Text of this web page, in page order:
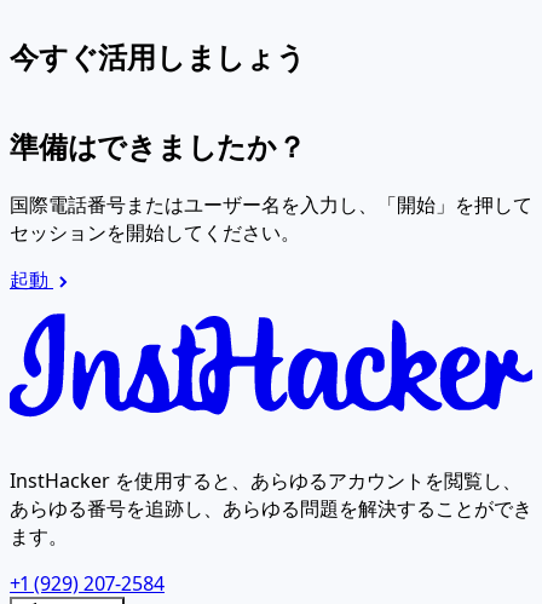
今すぐ活用しましょう
準備はできましたか？
国際電話番号またはユーザー名を入力し、「開始」を押して
セッションを開始してください。
起動
InstHacker を使用すると、あらゆるアカウントを閲覧し、
あらゆる番号を追跡し、あらゆる問題を解決することができ
ます。
+1 (929) 207-2584